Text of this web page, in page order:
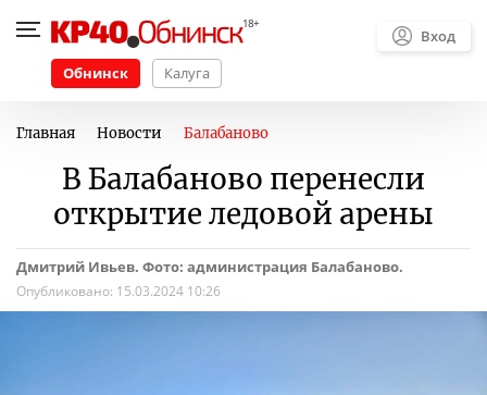
Обнинск Калуга
Вход
Главная Новости Балабаново
В Балабаново перенесли
открытие ледовой арены
Дмитрий Ивьев. Фото: администрация Балабаново.
Опубликовано: 15.03.2024 10:26